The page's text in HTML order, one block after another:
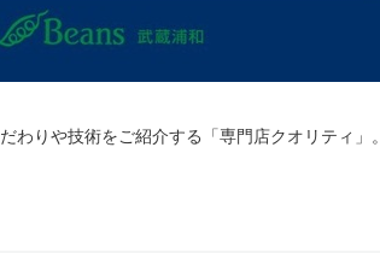
わりや技術をご紹介する「専門店クオリティ」。